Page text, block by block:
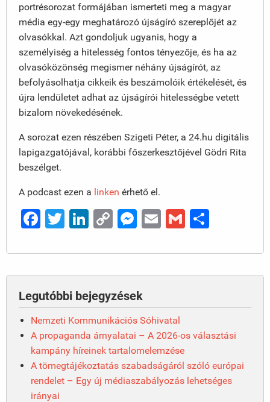
portrésorozat formájában ismerteti meg a magyar
média egy-egy meghatározó újságíró szereplőjét az
olvasókkal. Azt gondoljuk ugyanis, hogy a
személyiség a hitelesség fontos tényezője, és ha az
olvasóközönség megismer néhány újságírót, az
befolyásolhatja cikkeik és beszámolóik értékelését, és
újra lendületet adhat az újságírói hitelességbe vetett
bizalom növekedésének.
A sorozat ezen részében Szigeti Péter, a 24.hu digitális
lapigazgatójával, korábbi főszerkesztőjével Gödri Rita
beszélget.
A podcast ezen a linken érhető el.
Facebook
Twitter
LinkedIn
CopyMessenger
EmailGmail
Legutóbbi bejegyzések
Nemzeti Kommunikációs Sóhivatal
A propaganda árnyalatai – A 2026-os választási
kampány híreinek tartalomelemzése
A tömegtájékoztatás szabadságáról szóló európai
rendelet – Egy új médiaszabályozás lehetséges
irányai